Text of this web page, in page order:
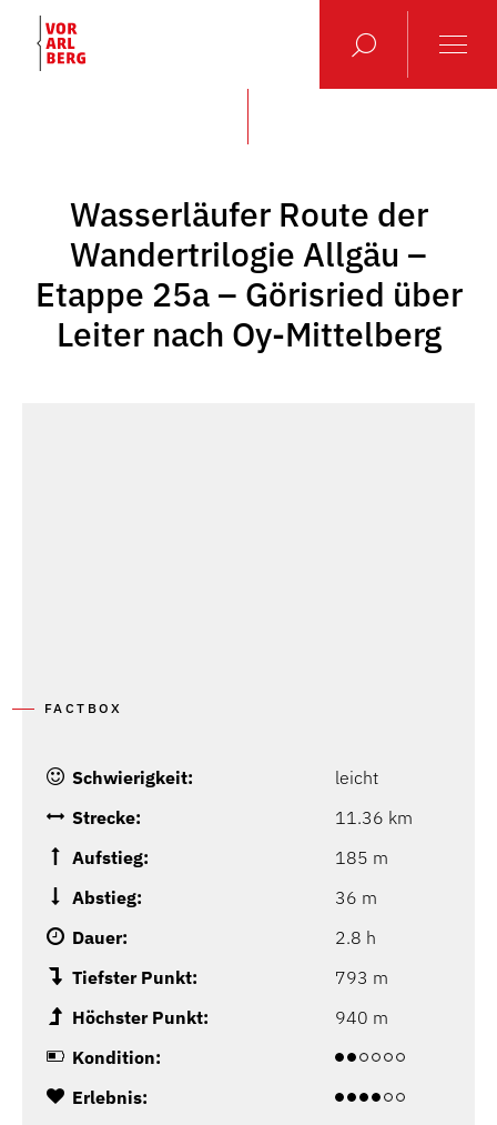
Wasserläufer Route der
Wandertrilogie Allgäu –
Etappe 25a – Görisried über
Leiter nach Oy-Mittelberg
FACTBOX
Schwierigkeit:
leicht
Strecke:
11.36 km
Aufstieg:
185 m
Abstieg:
36 m
Dauer:
2.8 h
Tiefster Punkt:
793 m
Höchster Punkt:
940 m
Kondition:
Erlebnis: